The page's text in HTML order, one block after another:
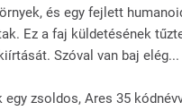
és egy fejlett
Ez a faj küldetésének
Szóval van baj elég...
egy zsoldos, Ares 35